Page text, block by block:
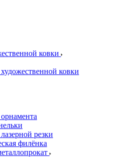
ковки
ковки
резки
филёнка